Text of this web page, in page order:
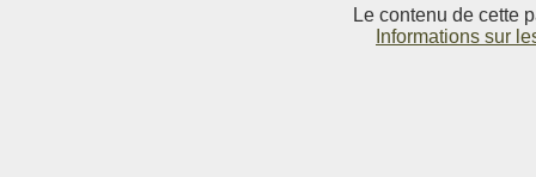
Le contenu de cette
Informations sur